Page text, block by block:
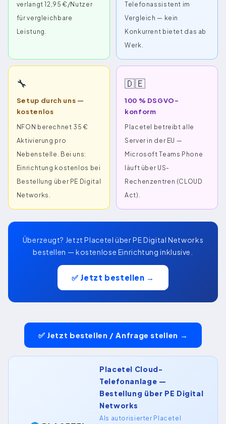
verlangt 12,95 €/Nutzer
für vergleichbare
Leistung.
Telefonassistent im
Vergleich — kein
Konkurrent bietet das ab
Werk.
🔧
Setup durch uns —
kostenlos
NFON berechnet 35 €
Aktivierung pro
Nebenstelle. Bei uns:
Einrichtung kostenlos bei
Bestellung über PE Digital
Networks.
🇩🇪
100 % DSGVO-
konform
Placetel betreibt alle
Server in der EU —
Microsoft Teams Phone
läuft über US-
Rechenzentren (CLOUD
Act).
Überzeugt? Jetzt Placetel über PE Digital Networks
bestellen — kostenlose Einrichtung inklusive.
✅ Jetzt bestellen →
✅ Jetzt bestellen / Anfrage stellen →
Placetel Cloud-
Telefonanlage —
Bestellung über PE Digital
Networks
Als autorisierter Placetel